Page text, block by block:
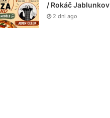
/ Rokáč Jablunkov
2 dni ago